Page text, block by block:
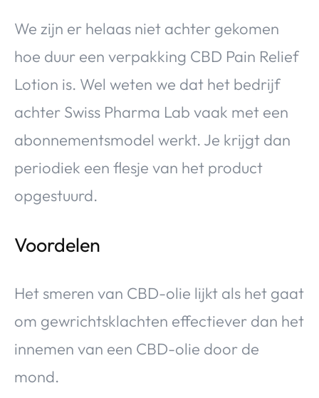
We zijn er helaas niet achter gekomen
hoe duur een verpakking CBD Pain Relief
Lotion is. Wel weten we dat het bedrijf
achter Swiss Pharma Lab vaak met een
abonnementsmodel werkt. Je krijgt dan
periodiek een flesje van het product
opgestuurd.
Voordelen
Het smeren van CBD-olie lijkt als het gaat
om gewrichtsklachten effectiever dan het
innemen van een CBD-olie door de
mond.